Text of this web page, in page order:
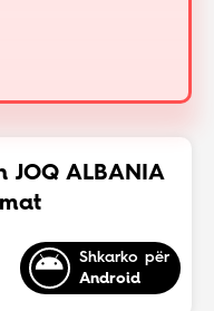
JOQ ALBANIA
Shkarko për
Android